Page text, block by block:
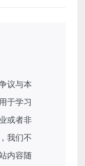
议与本
于学习
或者非
我们不
内容随